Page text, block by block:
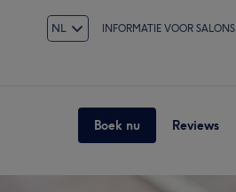
NL INFORMATIE VOOR SALONS
Boek nu Reviews